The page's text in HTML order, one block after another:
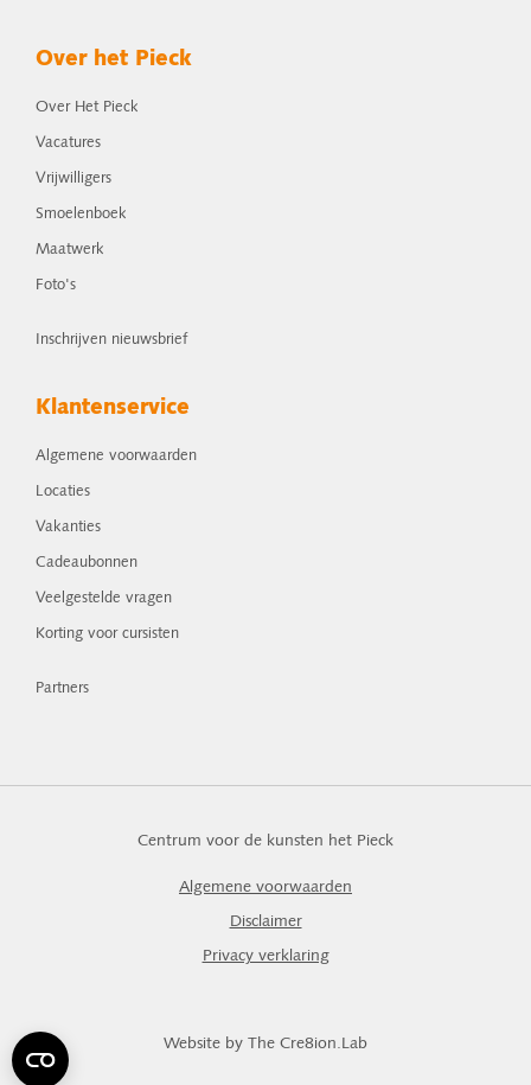
Over het Pieck
Over Het Pieck
Vacatures
Vrijwilligers
Smoelenboek
Maatwerk
Foto's
Inschrijven nieuwsbrief
Klantenservice
Algemene voorwaarden
Locaties
Vakanties
Cadeaubonnen
Veelgestelde vragen
Korting voor cursisten
Partners
Centrum voor de kunsten het Pieck
Algemene voorwaarden
Disclaimer
Privacy verklaring
Website by The Cre8ion.Lab